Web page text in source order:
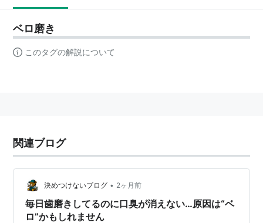
ベロ磨き
このタグの解説について
関連ブログ
決めつけないブログ • 2ヶ月前
毎日歯磨きしてるのに口臭が消えない…原因は“ベ
ロ”かもしれません